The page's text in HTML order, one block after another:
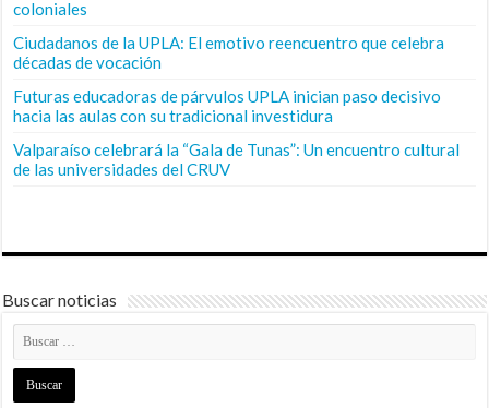
coloniales
Ciudadanos de la UPLA: El emotivo reencuentro que celebra
décadas de vocación
Futuras educadoras de párvulos UPLA inician paso decisivo
hacia las aulas con su tradicional investidura
Valparaíso celebrará la “Gala de Tunas”: Un encuentro cultural
de las universidades del CRUV
Buscar noticias